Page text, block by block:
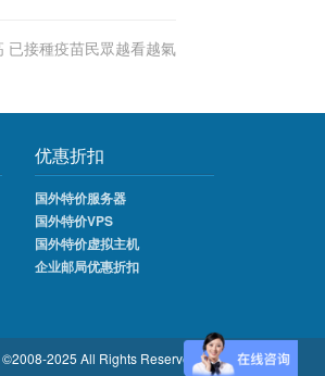
紐時：確診案例一路走高 已接種疫苗民眾越看越氣
优惠折扣
国外特价服务器
国外特价VPS
国外特价虚拟主机
企业邮局优惠折扣
©2008-2025 All Rights Reserved